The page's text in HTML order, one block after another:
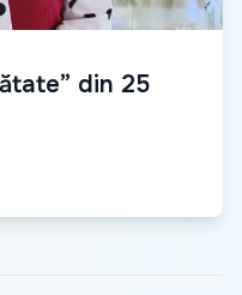
din 25